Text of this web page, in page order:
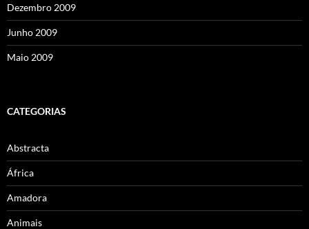
Dezembro 2009
Junho 2009
Maio 2009
CATEGORIAS
Abstracta
África
Amadora
Animais